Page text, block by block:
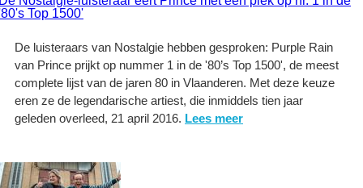
Top 1500'
De luisteraars van Nostalgie hebben gesproken: Purple Rain
van Prince prijkt op nummer 1 in de '80’s Top 1500', de meest
complete lijst van de jaren 80 in Vlaanderen. Met deze keuze
eren ze de legendarische artiest, die inmiddels tien jaar
geleden overleed, 21 april 2016. Lees meer